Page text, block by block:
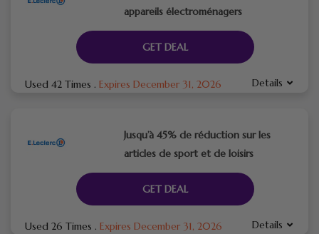
appareils électroménagers
GET DEAL
Used 42 Times . Expires December 31, 2026 Details
Jusqu’à 45% de réduction sur les
articles de sport et de loisirs
GET DEAL
Used 26 Times . Expires December 31, 2026 Details